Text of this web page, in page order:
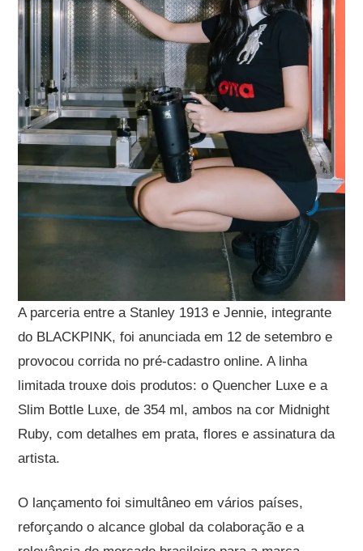
A parceria entre a Stanley 1913 e Jennie, integrante
do BLACKPINK, foi anunciada em 12 de setembro e
provocou corrida no pré-cadastro online. A linha
limitada trouxe dois produtos: o Quencher Luxe e a
Slim Bottle Luxe, de 354 ml, ambos na cor Midnight
Ruby, com detalhes em prata, flores e assinatura da
artista.
O lançamento foi simultâneo em vários países,
reforçando o alcance global da colaboração e a